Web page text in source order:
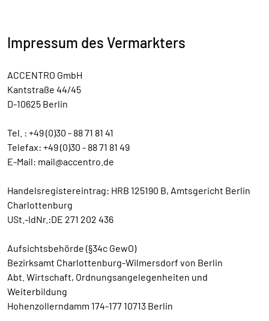
Impressum des Vermarkters
ACCENTRO GmbH
Kantstraße 44/45
D-10625 Berlin
Tel. : +49 (0)30 - 88 71 81 41
Telefax: +49 (0)30 - 88 71 81 49
E-Mail: mail@accentro.de
Handelsregistereintrag: HRB 125190 B, Amtsgericht Berlin
Charlottenburg
USt.-IdNr.:DE 271 202 436
Aufsichtsbehörde (§34c GewO)
Bezirksamt Charlottenburg-Wilmersdorf von Berlin
Abt. Wirtschaft, Ordnungsangelegenheiten und
Weiterbildung
Hohenzollerndamm 174-177 10713 Berlin